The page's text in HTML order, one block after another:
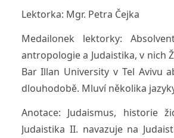
Lektorka: Mgr. Petra Čejka
Medailonek lektorky:
antropologie a Judaistika, v nich
Bar Illan University v Tel Avivu
dlouhodobě. Mluví několika
Anotace: Judaismus, historie
Judaistika II. navazuje na